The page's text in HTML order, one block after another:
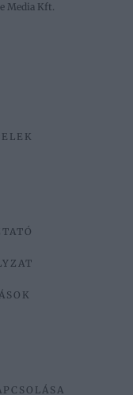
Media Kft.